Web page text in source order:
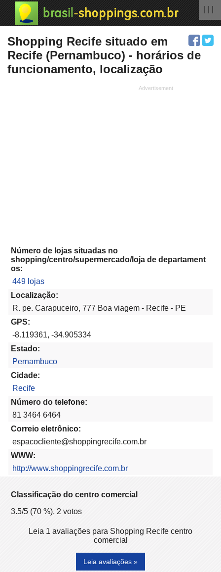
Shopping Recife situado em
Recife (Pernambuco) - horários de
funcionamento, localização
Número de lojas situadas no
shopping/centro/supermercado/loja de departament
os:
449 lojas
Localização:
R. pe. Carapuceiro, 777 Boa viagem - Recife - PE
GPS:
-8.119361, -34.905334
Estado:
Pernambuco
Cidade:
Recife
Número do telefone:
81 3464 6464
Correio eletrônico:
espacocliente@shoppingrecife.com.br
WWW:
http://www.shoppingrecife.com.br
Classificação do centro comercial
3.5/5 (70 %), 2 votos
Leia 1 avaliações para Shopping Recife centro
comercial
Leia avaliações »